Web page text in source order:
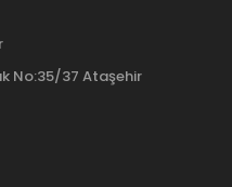
No:35/37 Ataşehir